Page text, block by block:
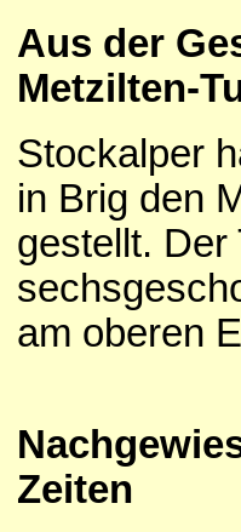
Aus der
Metzilten-
Stockalper
in Brig den
gestellt. Der
am oberen
Zeiten